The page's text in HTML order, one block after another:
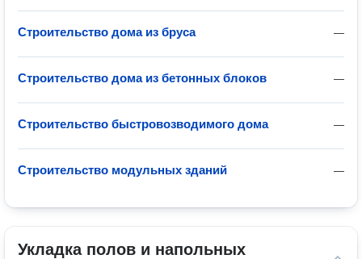
—
Строительство дома из бруса
—
Строительство дома из бетонных блоков
—
Строительство быстровозводимого дома
—
Строительство модульных зданий
Укладка полов и напольных